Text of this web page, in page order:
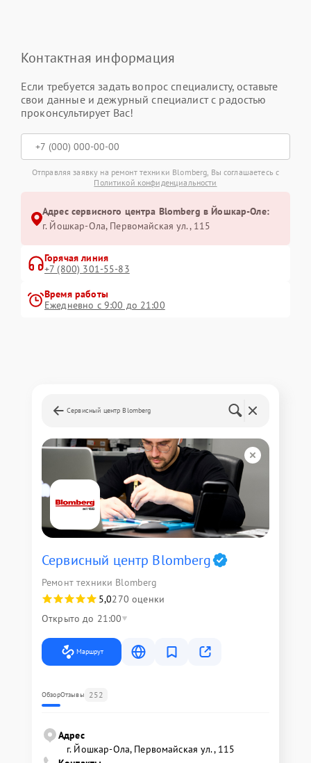
Контактная информация
Если требуется задать вопрос специалисту, оставьте
свои данные и дежурный специалист с радостью
проконсультирует Вас!
Отправляя заявку на ремонт техники Blomberg, Вы соглашаетесь с
Политикой конфиденциальности
Адрес сервисного центра Blomberg в Йошкар-Оле:
г. Йошкар-Ола, Первомайская ул., 115
Горячая линия
+7 (800) 301-55-83
Время работы
Ежедневно с 9:00 до 21:00
Сервисный центр Blomberg
Сервисный центр Blomberg
Ремонт техники Blomberg
5,0270 оценки
Открыто до 21:00
Маршрут
ОбзорОтзывы 252
Адрес
г. Йошкар-Ола, Первомайская ул., 115